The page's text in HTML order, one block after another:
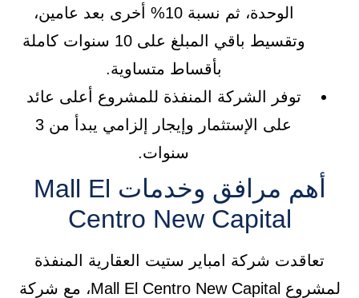
الوحدة، ثم نسبة 10% أخرى بعد عامين،
وتقسيط باقي المبلغ على 10 سنوات كاملة
بأقساط متساوية.
توفر الشركة المنفذة للمشروع أعلى عائد
على الإستثمار وإيجار إلزامي يبدأ من 3
سنوات.
أهم مرافق وخدمات Mall El
Centro New Capital
تعاقدت شركة امباير ستيت العقارية المنفذة
لمشروع Mall El Centro New Capital، مع شركة